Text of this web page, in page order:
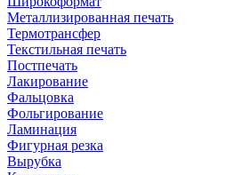
Металлизированная печать
Термотрансфер
Текстильная печать
Постпечать
Лакирование
Фальцовка
Фольгирование
Ламинация
Фигурная резка
Вырубка